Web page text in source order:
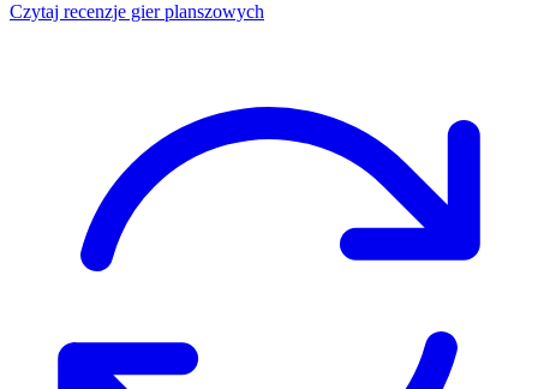
Czytaj recenzje gier planszowych